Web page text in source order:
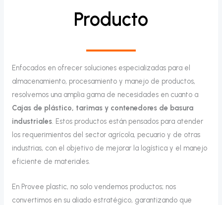
Producto
Enfocados en ofrecer soluciones especializadas para el
almacenamiento, procesamiento y manejo de productos,
resolvemos una amplia gama de necesidades en cuanto a
Cajas de plástico, tarimas y contenedores de basura
industriales. Estos productos están pensados para atender
los requerimientos del sector agrícola, pecuario y de otras
industrias, con el objetivo de mejorar la logística y el manejo
eficiente de materiales.
En Provee plastic, no solo vendemos productos; nos
convertimos en su aliado estratégico, garantizando que